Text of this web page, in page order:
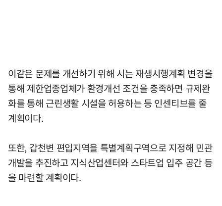
이같은 문제를 개선하기 위해 시는 재생시행계획 변경을
통해 제한업종업체가 환경개선 조건을 충족하면 규제완
화를 통해 근린생활 시설을 허용하는 등 인센티브를 줄
계획이다.
또한, 갑천변 편입지역을 특별계획구역으로 지정해 민관
개발을 추진하고 지식산업센터와 스타트업 입주 공간 등
을 마련할 계획이다.